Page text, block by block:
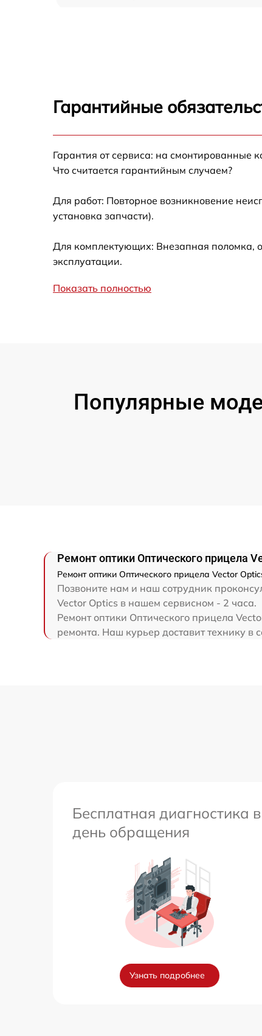
Калибровка и настройка тепловизора
Ремонт датчика синхроимпульсов
Ремонт оптики
Восстановление питания
Замена корпуса
Ремонт цепи питания
Восстановление после попадания
Ремонт платы управления
(восстановление)
Гарантийные
Гарантия от сервиса: на смонтированные
Что считается гарантийным случаем?
Для работ: Повторное возникновение
установка запчасти).
Для комплектующих: Внезапная поломка,
эксплуатации.
Показать полностью
Популярные
Ремонт оптики Оптического прицела
Ремонт оптики Оптического прицела Vector
Позвоните нам и наш сотрудник
Vector Optics в нашем сервисном - 2 часа.
Ремонт оптики Оптического прицела
ремонта. Наш курьер доставит технику в
Бесплатная диагностика в
день обращения
Узнать подробнее